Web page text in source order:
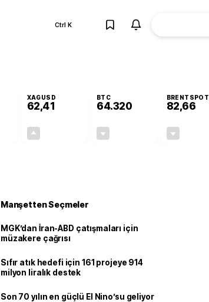
Ctrl K
XAGUSD
62,41
BTC
64.320
BRENTSPOT
82,66
Manşetten Seçmeler
MGK’dan İran-ABD çatışmaları için
müzakere çağrısı
Sıfır atık hedefi için 161 projeye 914
milyon liralık destek
Son 70 yılın en güçlü El Nino’su geliyor